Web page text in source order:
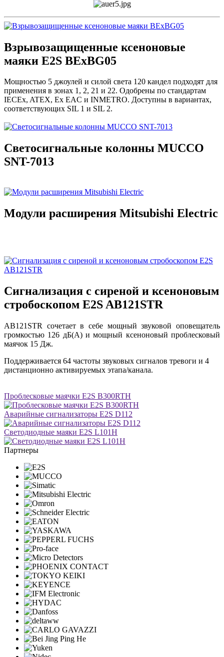
Взрывозащищенные ксеноновые
маяки E2S BExBG05
Мощностью 5 джоулей и силой света 120 кандел подходят для
применения в зонах 1, 2, 21 и 22. Одобрены по стандартам
IECEx, ATEX, Ex EAC и INMETRO. Доступны в вариантах,
соответствующих SIL 1 и SIL 2.
Светосигнальные колонны MUCCO
SNT-7013
Модули расширения Mitsubishi Electric
Сигнализация с сиреной и ксеноновым
стробоскопом E2S AB121STR
AB121STR сочетает в себе мощный звуковой оповещатель
громкостью 126 дБ(A) и мощный ксеноновый проблесковый
маячок 15 Дж.
Поддерживается 64 частоты звуковых сигналов тревоги и 4
дистанционно активируемых этапа/канала.
Проблесковые маячки E2S B300RTH
Аварийные сигнализаторы E2S D112
Светодиодные маяки E2S L101H
Партнеры